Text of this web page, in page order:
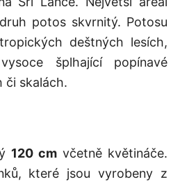
potos skvrnitý. Potosu
deštných lesích,
šplhající popínavé
či skalách.
120 cm včetně květináče.
které jsou vyrobeny z